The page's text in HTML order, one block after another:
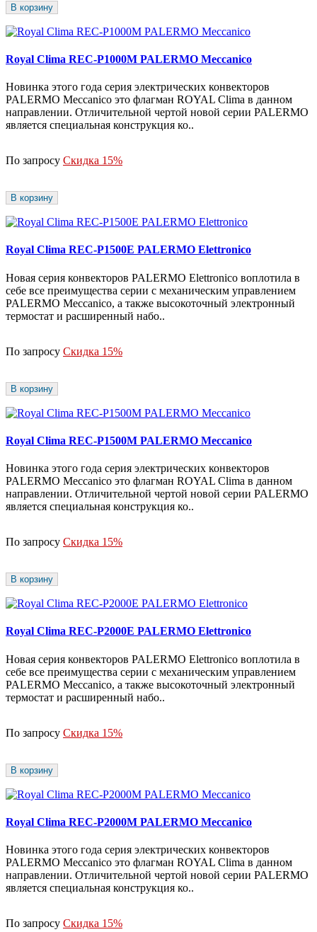
В корзину
Royal Clima REC-P1000M PALERMO Meccanico
Новинка этого года серия электрических конвекторов
PALERMO Meccanico это флагман ROYAL Сlima в данном
направлении. Отличительной чертой новой серии PALERMO
является специальная конструкция ко..
По запросу Скидка 15%
В корзину
Royal Clima REC-P1500E PALERMO Elettronico
Новая серия конвекторов PALERMO Elettronico воплотила в
себе все преимущества серии с механическим управлением
PALERMO Meccanico, а также высокоточный электронный
термостат и расширенный набо..
По запросу Скидка 15%
В корзину
Royal Clima REC-P1500M PALERMO Meccanico
Новинка этого года серия электрических конвекторов
PALERMO Meccanico это флагман ROYAL Сlima в данном
направлении. Отличительной чертой новой серии PALERMO
является специальная конструкция ко..
По запросу Скидка 15%
В корзину
Royal Clima REC-P2000E PALERMO Elettronico
Новая серия конвекторов PALERMO Elettronico воплотила в
себе все преимущества серии с механическим управлением
PALERMO Meccanico, а также высокоточный электронный
термостат и расширенный набо..
По запросу Скидка 15%
В корзину
Royal Clima REC-P2000M PALERMO Meccanico
Новинка этого года серия электрических конвекторов
PALERMO Meccanico это флагман ROYAL Сlima в данном
направлении. Отличительной чертой новой серии PALERMO
является специальная конструкция ко..
По запросу Скидка 15%